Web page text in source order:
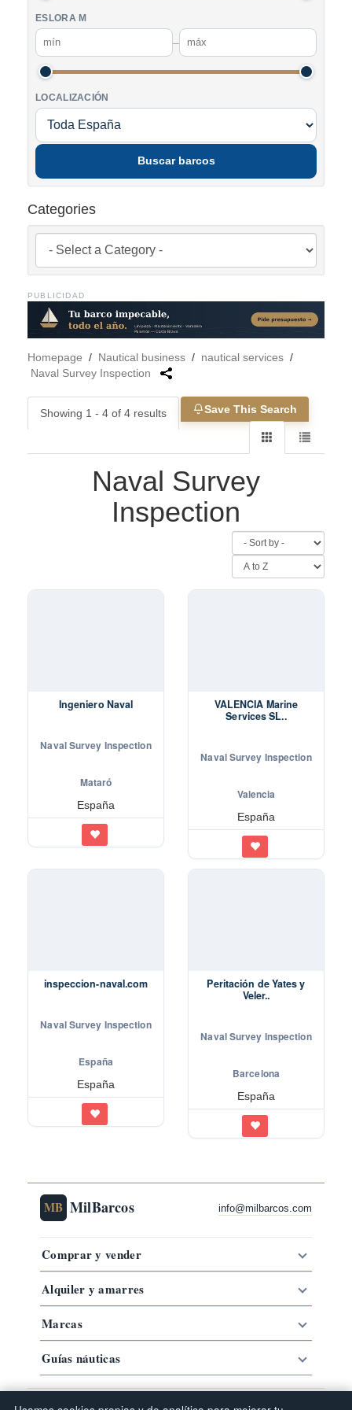
ESLORA M
–
LOCALIZACIÓN
Buscar barcos
Categories
PUBLICIDAD
Homepage / Nautical business / nautical services /
Naval Survey Inspection
Showing 1 - 4 of 4 results Save This Search
Naval Survey
Inspection
Ingeniero Naval
Naval Survey Inspection
Mataró
España
VALENCIA Marine
Services SL..
Naval Survey Inspection
Valencia
España
inspeccion-naval.com
Naval Survey Inspection
España
España
Peritación de Yates y
Veler..
Naval Survey Inspection
Barcelona
España
MB MilBarcos info@milbarcos.com
Comprar y vender
Alquiler y amarres
Marcas
Guías náuticas